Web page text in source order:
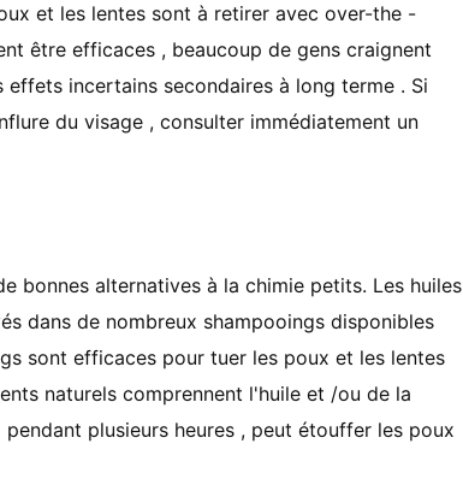
et les lentes sont à retirer avec over-the -
être efficaces , beaucoup de gens craignent
incertains secondaires à long terme . Si
du visage , consulter immédiatement un
bonnes alternatives à la chimie petits. Les huiles
dans de nombreux shampooings disponibles
sont efficaces pour tuer les poux et les lentes
naturels comprennent l'huile et /ou de la
plusieurs heures , peut étouffer les poux